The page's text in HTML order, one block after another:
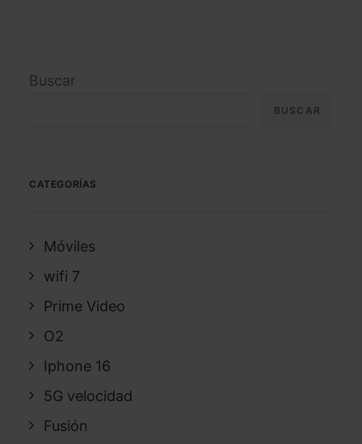
Buscar
BUSCAR
CATEGORÍAS
Móviles
wifi 7
Prime Video
O2
Iphone 16
5G velocidad
Fusión